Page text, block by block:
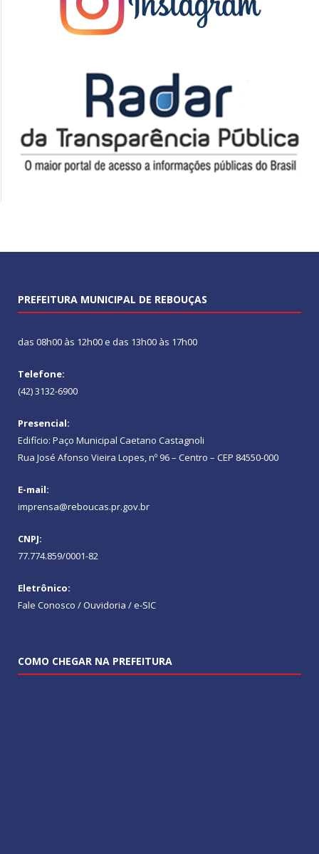
PREFEITURA MUNICIPAL DE REBOUÇAS
das 08h00 às 12h00 e das 13h00 às 17h00
Telefone:
(42) 3132-6900
Presencial:
Edifício: Paço Municipal Caetano Castagnoli
Rua José Afonso Vieira Lopes, nº 96 – Centro – CEP 84550-000
E-mail:
imprensa@reboucas.pr.gov.br
CNPJ:
77.774.859/0001-82
Eletrônico:
Fale Conosco / Ouvidoria / e-SIC
COMO CHEGAR NA PREFEITURA